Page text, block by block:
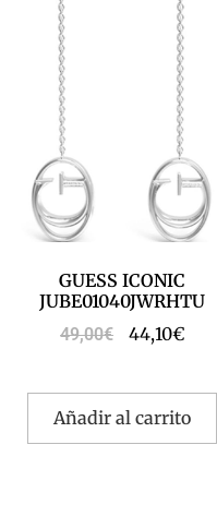
GUESS ICONIC
JUBE01040JWRHTU
49,00€ 44,10€
Añadir al carrito